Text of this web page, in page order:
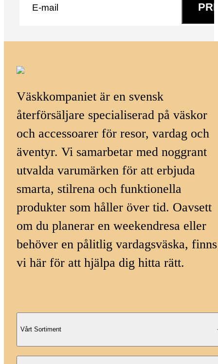
Väskkompaniet är en svensk
återförsäljare specialiserad på väskor
och accessoarer för resor, vardag och
äventyr. Vi samarbetar med noggrant
utvalda varumärken för att erbjuda
smarta, stilrena och funktionella
produkter som håller över tid. Oavsett
om du planerar en weekendresa eller
behöver en pålitlig vardagsväska, finns
vi här för att hjälpa dig hitta rätt.
Vårt Sortiment